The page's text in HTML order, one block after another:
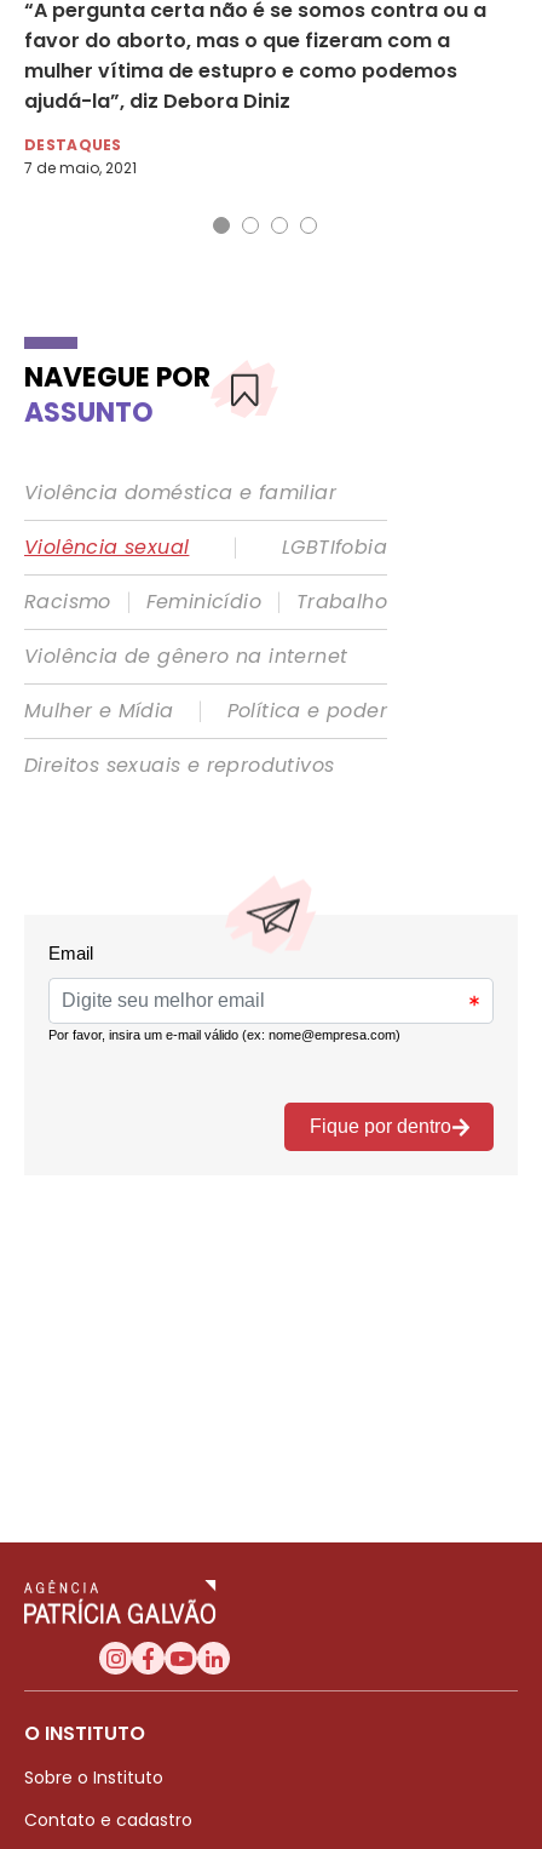
“A pergunta certa não é se somos contra ou a
favor do aborto, mas o que fizeram com a
mulher vítima de estupro e como podemos
ajudá-la”, diz Debora Diniz
DESTAQUES
7 de maio, 2021
NAVEGUE POR
ASSUNTO
Violência doméstica e familiar
Violência sexual
|
LGBTIfobia
Racismo
| Feminicídio |
Trabalho
Violência de gênero na internet
Mulher e Mídia
|
Política e poder
Direitos sexuais e reprodutivos
O INSTITUTO
Sobre o Instituto
Contato e cadastro